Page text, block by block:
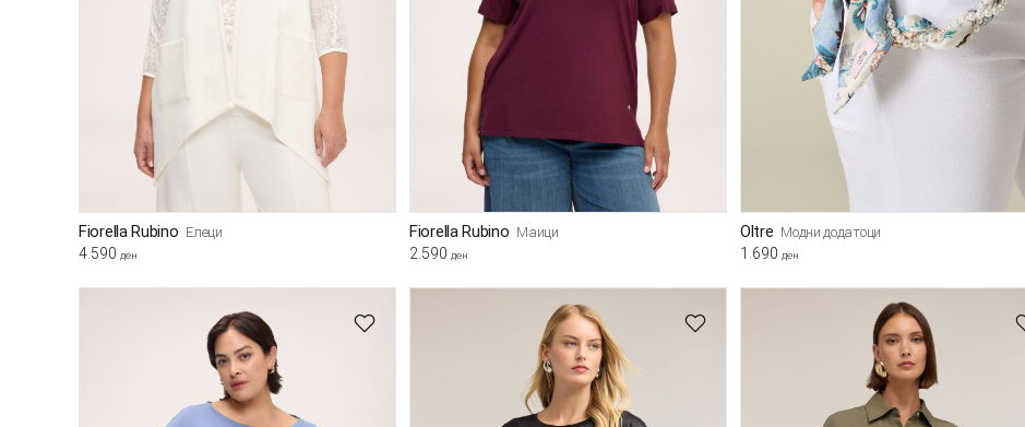
Fiorella Rubino Елеци
4.590 ден
Fiorella Rubino Маици
2.590 ден
Oltre Модни додатоци
1.690 ден